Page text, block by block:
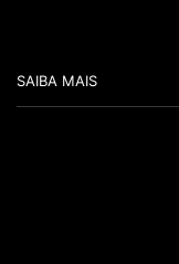
SAIBA MAIS